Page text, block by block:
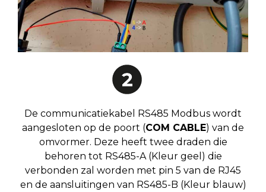
De communicatiekabel RS485 Modbus wordt
aangesloten op de poort (COM CABLE) van de
omvormer. Deze heeft twee draden die
behoren tot RS485-A (Kleur geel) die
verbonden zal worden met pin 5 van de RJ45
en de aansluitingen van RS485-B (Kleur blauw)